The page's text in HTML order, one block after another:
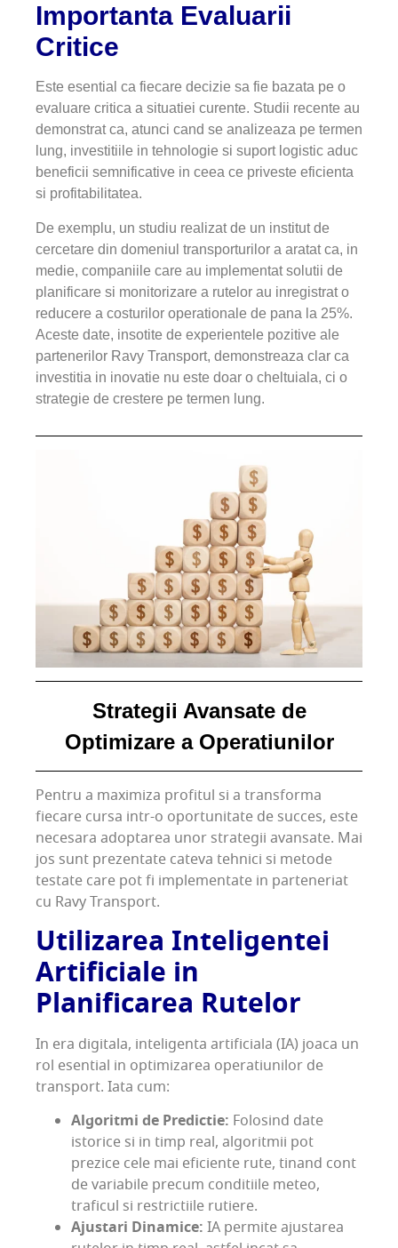
Importanta Evaluarii
Critice
Este esential ca fiecare decizie sa fie bazata pe o
evaluare critica a situatiei curente. Studii recente au
demonstrat ca, atunci cand se analizeaza pe termen
lung, investitiile in tehnologie si suport logistic aduc
beneficii semnificative in ceea ce priveste eficienta
si profitabilitatea.
De exemplu, un studiu realizat de un institut de
cercetare din domeniul transporturilor a aratat ca, in
medie, companiile care au implementat solutii de
planificare si monitorizare a rutelor au inregistrat o
reducere a costurilor operationale de pana la 25%.
Aceste date, insotite de experientele pozitive ale
partenerilor Ravy Transport, demonstreaza clar ca
investitia in inovatie nu este doar o cheltuiala, ci o
strategie de crestere pe termen lung.
Strategii Avansate de
Optimizare a Operatiunilor
Pentru a maximiza profitul si a transforma
fiecare cursa intr-o oportunitate de succes, este
necesara adoptarea unor strategii avansate. Mai
jos sunt prezentate cateva tehnici si metode
testate care pot fi implementate in parteneriat
cu Ravy Transport.
Utilizarea Inteligentei
Artificiale in
Planificarea Rutelor
In era digitala, inteligenta artificiala (IA) joaca un
rol esential in optimizarea operatiunilor de
transport. Iata cum:
Algoritmi de Predictie: Folosind date
istorice si in timp real, algoritmii pot
prezice cele mai eficiente rute, tinand cont
de variabile precum conditiile meteo,
traficul si restrictiile rutiere.
Ajustari Dinamice: IA permite ajustarea